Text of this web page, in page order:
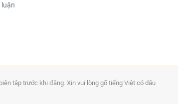
tập trước khi đăng. Xin vui lòng gõ tiếng Việt có dấu